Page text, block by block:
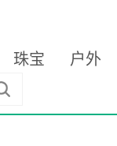
珠宝 户外